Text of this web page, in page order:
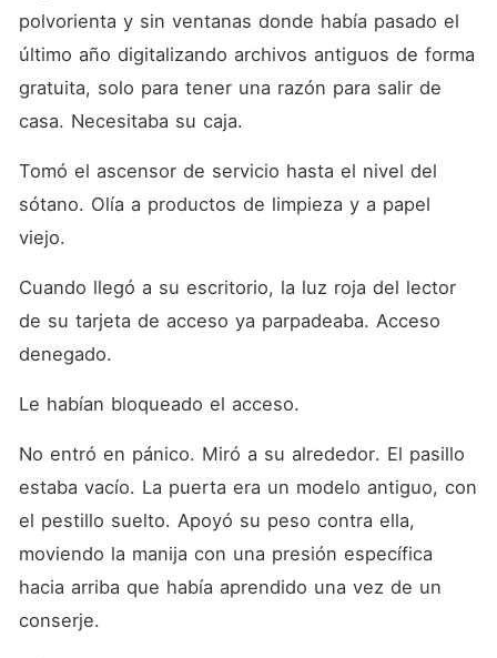
polvorienta y sin ventanas donde había pasado el
último año digitalizando archivos antiguos de forma
gratuita, solo para tener una razón para salir de
casa. Necesitaba su caja.
Tomó el ascensor de servicio hasta el nivel del
sótano. Olía a productos de limpieza y a papel
viejo.
Cuando llegó a su escritorio, la luz roja del lector
de su tarjeta de acceso ya parpadeaba. Acceso
denegado.
Le habían bloqueado el acceso.
No entró en pánico. Miró a su alrededor. El pasillo
estaba vacío. La puerta era un modelo antiguo, con
el pestillo suelto. Apoyó su peso contra ella,
moviendo la manija con una presión específica
hacia arriba que había aprendido una vez de un
conserje.